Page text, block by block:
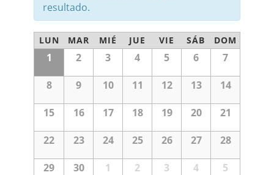
d
e
ú
q
u
d
e
v
s
s
E
e
o
resultado.
C
a
l
n
a
r
Calendario
LUN MAR MIÉ JUE VIE SÁB DOM
1 2 3 4 5 6 7
8 9 10 11 12 13 14
15 16 17 18 19 20 21
22 23 24 25 26 27 28
29 30 1 2 3 4 5